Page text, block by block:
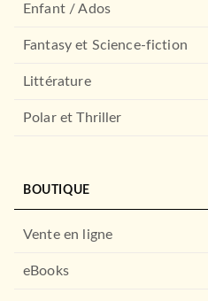
Enfant / Ados
Fantasy et Science-fiction
Littérature
Polar et Thriller
BOUTIQUE
Vente en ligne
eBooks